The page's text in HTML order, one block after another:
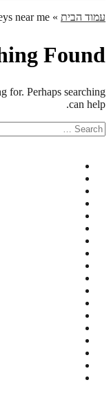
עמוד הבית »
near me
Found
for. Perhaps searching
can help.
Search
for: